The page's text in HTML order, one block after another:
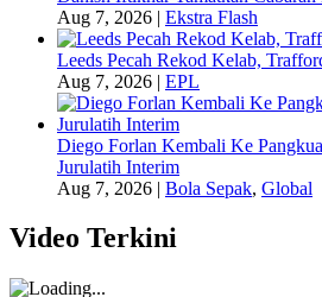
Aug 7, 2026 | Ekstra Flash
Leeds Pecah Rekod Kelab,
Aug 7, 2026 | EPL
Diego Forlan Kembali Ke
Jurulatih Interim
Aug 7, 2026 | Bola Sepak, Global
Video Terkini